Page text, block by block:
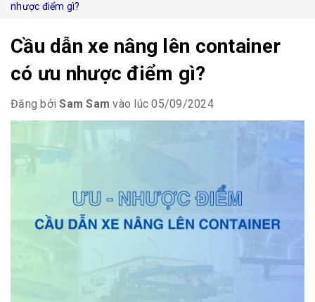
nhược điểm gì?
Cầu dẫn xe nâng lên container
có ưu nhược điểm gì?
Đăng bởiSam Sam vào lúc 05/09/2024